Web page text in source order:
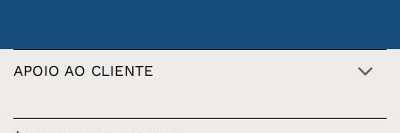
APOIO AO CLIENTE